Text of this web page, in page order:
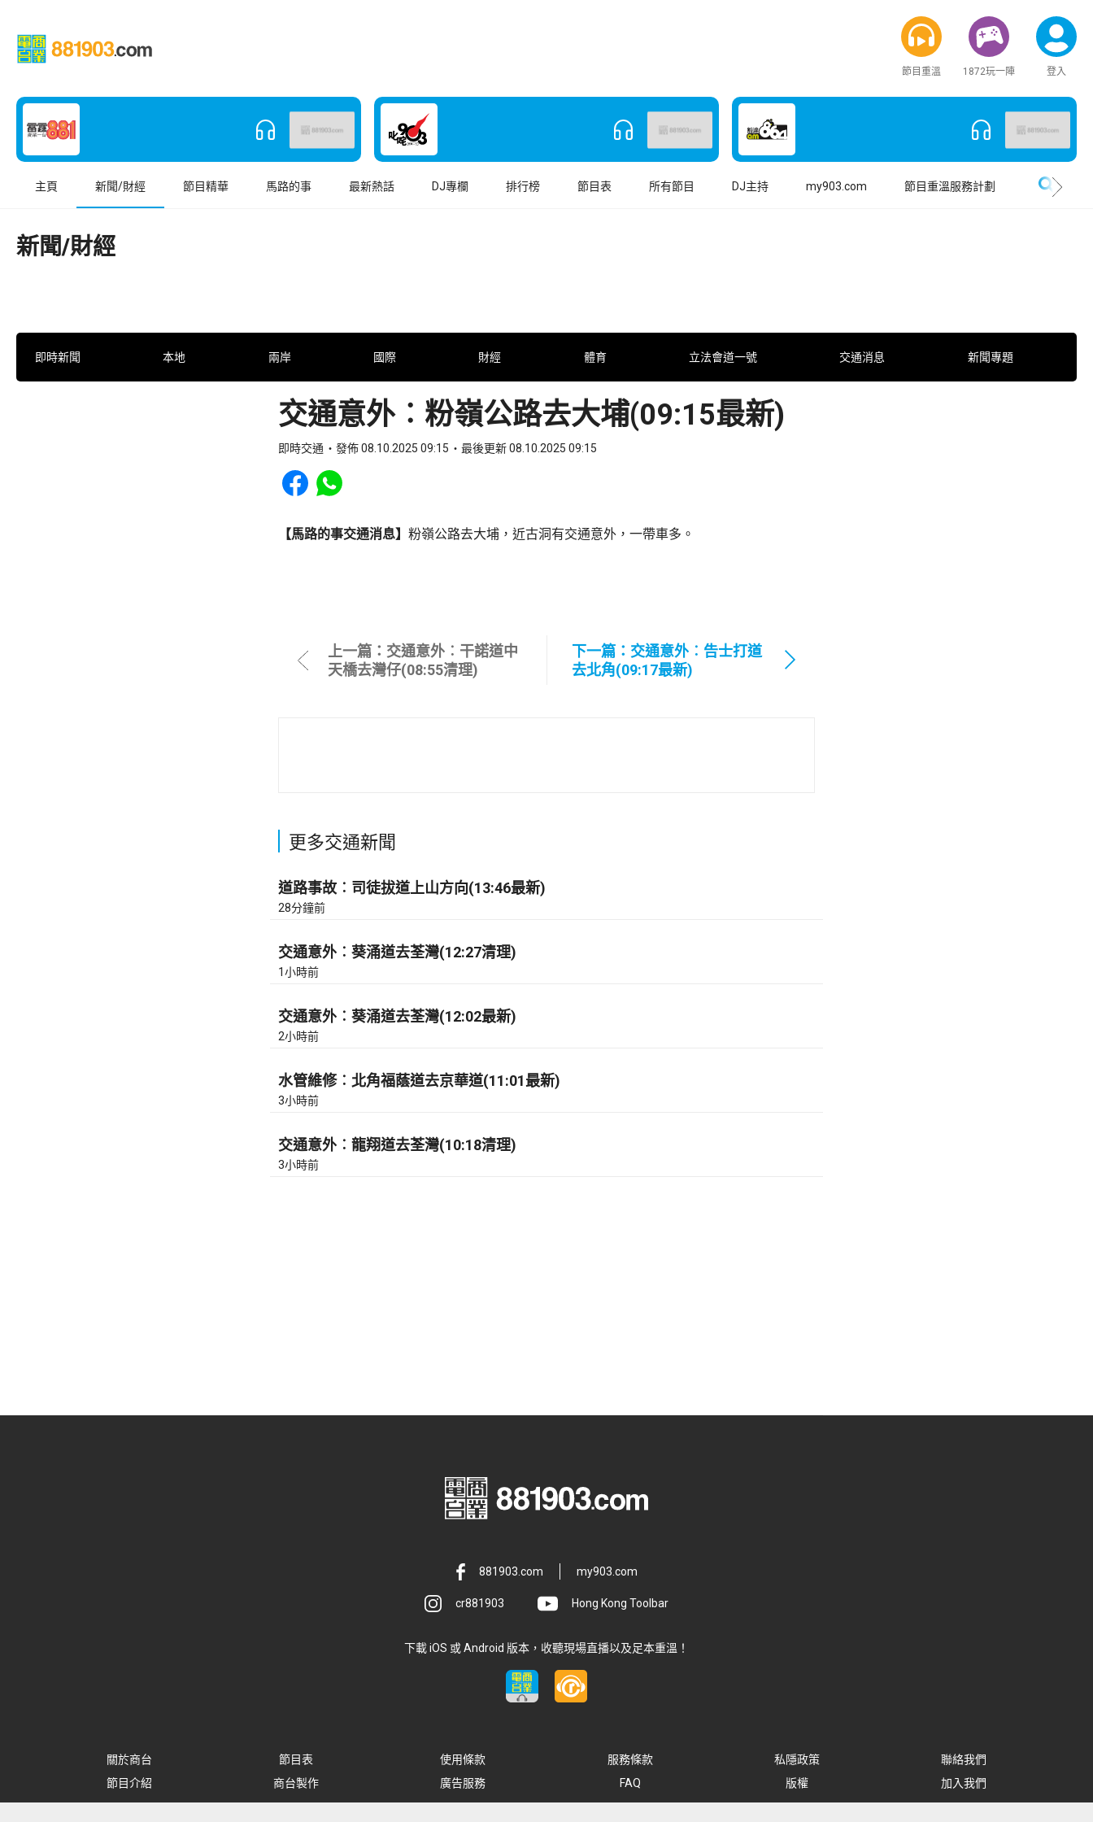
節目重溫 1872玩一陣 登入
主頁 新聞/財經 節目精華 馬路的事 最新熱話 DJ專欄 排行榜 節目表 所有節目 DJ主持 my903.com 節目重溫服務計劃
新聞/財經
即時新聞 本地 兩岸 國際 財經 體育 立法會道一號 交通消息 新聞專題
交通意外︰粉嶺公路去大埔(09:15最新)
即時交通 發佈 08.10.2025 09:15 最後更新 08.10.2025 09:15
Share to Facebook
Share to WhatsApp
【馬路的事交通消息】 粉嶺公路去大埔，近古洞有交通意外，一帶車多。
上一篇：交通意外︰干諾道中
天橋去灣仔(08:55清理)
下一篇：交通意外︰告士打道
去北角(09:17最新)
更多交通新聞
道路事故︰司徒拔道上山方向(13:46最新)
28分鐘前
交通意外︰葵涌道去荃灣(12:27清理)
1小時前
交通意外︰葵涌道去荃灣(12:02最新)
2小時前
水管維修︰北角福蔭道去京華道(11:01最新)
3小時前
交通意外︰龍翔道去荃灣(10:18清理)
3小時前
881903.com my903.com
cr881903 Hong Kong Toolbar
下載 iOS 或 Android 版本，收聽現場直播以及足本重溫！
關於商台 節目表 使用條款 服務條款 私隱政策
聯絡我們
節目介紹
商台製作 廣告服務 FAQ 版權 加入我們